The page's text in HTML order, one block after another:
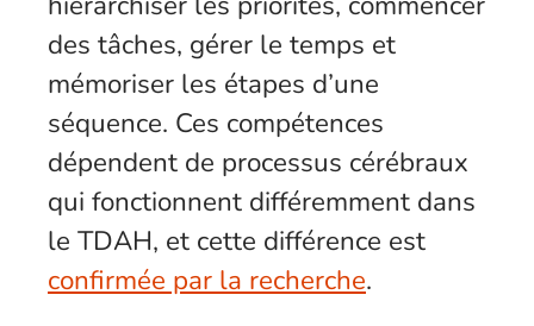
des tâches, gérer le temps et
mémoriser les étapes d’une
séquence. Ces compétences
dépendent de processus cérébraux
qui fonctionnent différemment dans
le TDAH, et cette différence est
confirmée par la recherche.